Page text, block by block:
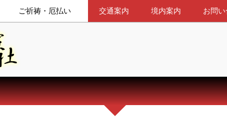
ご祈祷・厄払い 交通案内 境内案内 お問